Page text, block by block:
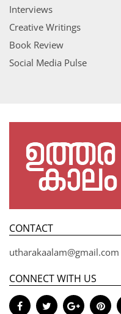
Interviews
Creative Writings
Book Review
Social Media Pulse
CONTACT
utharakaalam@gmail.com
CONNECT WITH US